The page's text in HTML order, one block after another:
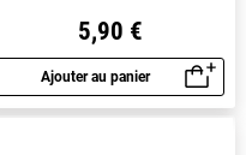
5,90 €
Ajouter au panier
Aperçu rapide